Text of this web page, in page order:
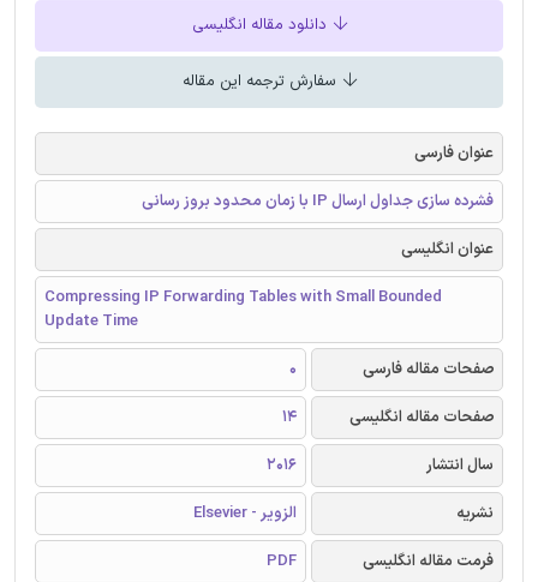
دانلود مقاله انگلیسی
سفارش ترجمه این مقاله
عنوان فارسی
فشرده سازی جداول ارسال IP با زمان محدود بروز رسانی
عنوان انگلیسی
Compressing IP Forwarding Tables with Small Bounded
Update Time
صفحات مقاله فارسی
0
صفحات مقاله انگلیسی
14
سال انتشار
2016
نشریه
الزویر - Elsevier
فرمت مقاله انگلیسی
PDF